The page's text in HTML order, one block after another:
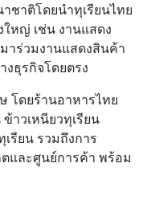
ชาติโดยนำทุเรียนไทย
ใหญ่ เช่น งานแสดง
าร่วมงานแสดงสินค้า
งธุรกิจโดยตรง
โดยร้านอาหารไทย
าวเหนียวทุเรียน
รียน รวมถึงการ
ตและศูนย์การค้า พร้อม